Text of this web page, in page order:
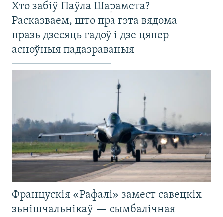
Хто забіў Паўла Шарамета?
Расказваем, што пра гэта вядома
празь дзесяць гадоў і дзе цяпер
асноўныя падазраваныя
Францускія «Рафалі» замест савецкіх
зьнішчальнікаў — сымбалічная